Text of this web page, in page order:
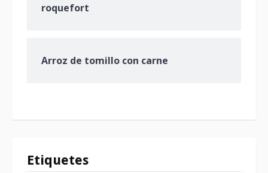
roquefort
Arroz de tomillo con carne
Etiquetes